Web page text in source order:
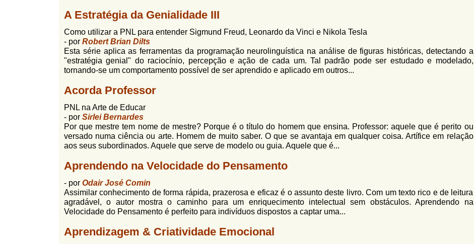
s
c
a
A Estratégia da Genialidade III
Como utilizar a PNL para entender Sigmund Freud, Leonardo da Vinci e Nikola Tesla
- por Robert Brian Dilts
Esta série aplica as ferramentas da programação neurolinguística na análise de figuras históricas, detectando a
"estratégia genial" do raciocínio, percepção e ação de cada um. Tal padrão pode ser estudado e modelado,
tornando-se um comportamento possível de ser aprendido e aplicado em outros...
Acorda Professor
PNL na Arte de Educar
- por Sirlei Bernardes
Por que mestre tem nome de mestre? Porque é o título do homem que ensina. Professor: aquele que é perito ou
versado numa ciência ou arte. Homem de muito saber. O que se avantaja em qualquer coisa. Artífice em relação
aos seus subordinados. Aquele que serve de modelo ou guia. Aquele que é...
Aprendendo na Velocidade do Pensamento
- por Odair José Comin
Assimilar conhecimento de forma rápida, prazerosa e eficaz é o assunto deste livro. Com um texto rico e de leitura
agradável, o autor mostra o caminho para um enriquecimento intelectual sem obstáculos. Aprendendo na
Velocidade do Pensamento é perfeito para indivíduos dispostos a captar uma...
Aprendizagem & Criatividade Emocional